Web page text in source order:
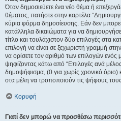
Όταν δημοσιεύετε ένα νέο θέμα ή
θέματος, πατήστε στην καρτέλα
κύρια φόρμα δημοσίευσης. Εάν δεν
κατάλληλα δικαιώματα για να
τίτλο και τουλάχιστον δύο επιλογές στα
επιλογή να είναι σε ξεχωριστή γραμμή
να ορίσετε τον αριθμό των επιλογών ενός
ψηφίζοντας κάτω από “Επιλογές ανά
δημοψήφισμα, (0 για χωρίς χρονικό όριο)
στα μέλη να τροποποιούν τις ψήφους
Κορυφή
Γιατί δεν μπορώ να προσθέσω